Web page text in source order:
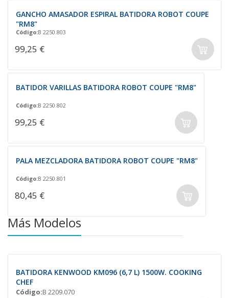
GANCHO AMASADOR ESPIRAL BATIDORA ROBOT COUPE
"RM8"
Código:B 2250.803
99,25 €
BATIDOR VARILLAS BATIDORA ROBOT COUPE "RM8"
Código:B 2250.802
99,25 €
PALA MEZCLADORA BATIDORA ROBOT COUPE "RM8"
Código:B 2250.801
80,45 €
Más Modelos
BATIDORA KENWOOD KM096 (6,7 L) 1500W. COOKING
CHEF
Código:B 2209.070